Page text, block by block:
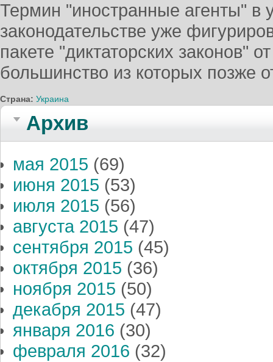
Термин "иностранные агенты" в
законодательстве уже
пакете "диктаторских законов"
большинство из которых позже
Страна: Украина
Архив
мая 2015 (69)
июня 2015 (53)
июля 2015 (56)
августа 2015 (47)
сентября 2015 (45)
октября 2015 (36)
ноября 2015 (50)
декабря 2015 (47)
января 2016 (30)
февраля 2016 (32)